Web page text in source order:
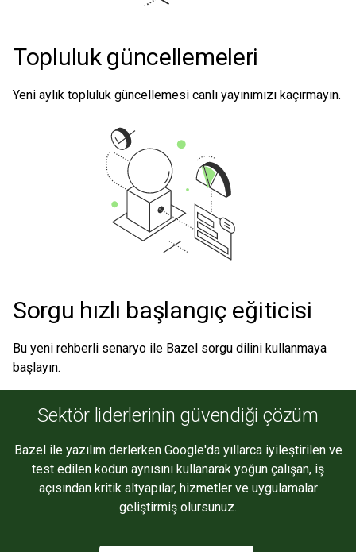
Topluluk güncellemeleri
Yeni aylık topluluk güncellemesi canlı yayınımızı kaçırmayın.
Sorgu hızlı başlangıç eğiticisi
Bu yeni rehberli senaryo ile Bazel sorgu dilini kullanmaya
başlayın.
Sektör liderlerinin güvendiği çözüm
Bazel ile yazılım derlerken Google'da yıllarca iyileştirilen ve
test edilen kodun aynısını kullanarak yoğun çalışan, iş
açısından kritik altyapılar, hizmetler ve uygulamalar
geliştirmiş olursunuz.